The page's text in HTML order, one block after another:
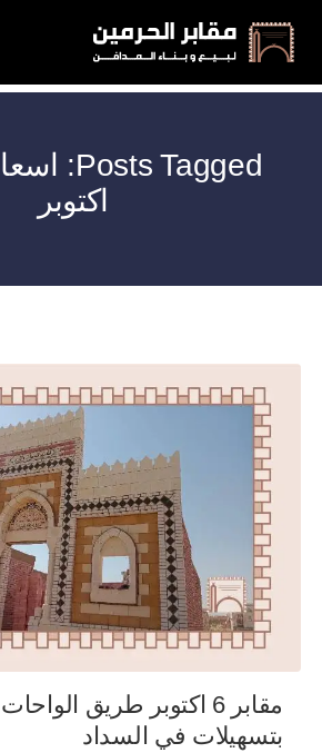
اكتوبر
مقابر 6 اكتوبر طريق
بتسهيلات في السداد